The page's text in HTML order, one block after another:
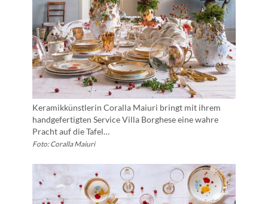
Keramikkünstlerin Coralla Maiuri bringt mit ihrem
handgefertigten Service Villa Borghese eine wahre
Pracht auf die Tafel…
Foto: Coralla Maiuri